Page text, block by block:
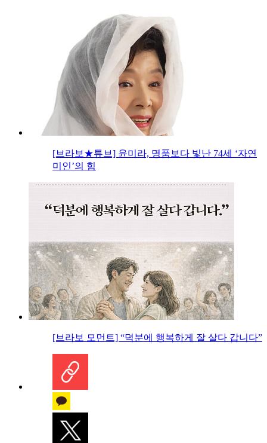
[브라보★튜브] 윤미라, 명품보다 빛난 74세 ‘자연
미인’의 힘
[브라보 모먼트] “덕분에 행복하게 잘 살다 갑니다”